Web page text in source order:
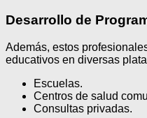
Desarrollo de
Además, estos
educativos en diversas
Escuelas.
Centros de salud
Consultas privadas.